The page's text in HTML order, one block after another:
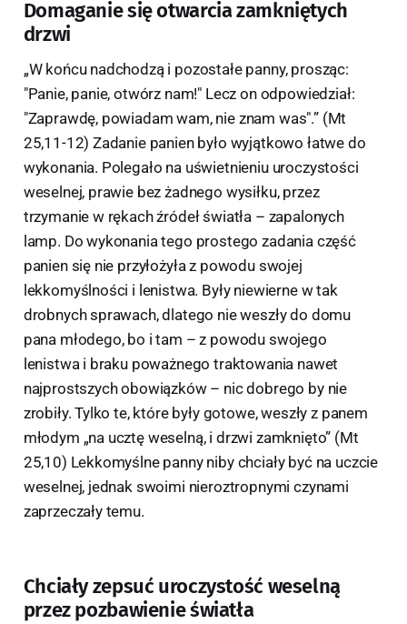
Domaganie się otwarcia zamkniętych
drzwi
„W końcu nadchodzą i pozostałe panny, prosząc:
"Panie, panie, otwórz nam!" Lecz on odpowiedział:
"Zaprawdę, powiadam wam, nie znam was".” (Mt
25,11-12) Zadanie panien było wyjątkowo łatwe do
wykonania. Polegało na uświetnieniu uroczystości
weselnej, prawie bez żadnego wysiłku, przez
trzymanie w rękach źródeł światła – zapalonych
lamp. Do wykonania tego prostego zadania część
panien się nie przyłożyła z powodu swojej
lekkomyślności i lenistwa. Były niewierne w tak
drobnych sprawach, dlatego nie weszły do domu
pana młodego, bo i tam – z powodu swojego
lenistwa i braku poważnego traktowania nawet
najprostszych obowiązków – nic dobrego by nie
zrobiły. Tylko te, które były gotowe, weszły z panem
młodym „na ucztę weselną, i drzwi zamknięto” (Mt
25,10) Lekkomyślne panny niby chciały być na uczcie
weselnej, jednak swoimi nieroztropnymi czynami
zaprzeczały temu.
Chciały zepsuć uroczystość weselną
przez pozbawienie światła